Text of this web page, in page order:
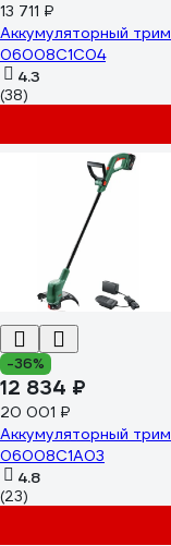
13 711 ₽
Аккумуляторный
06008C1C04
4.3
(38)
-36%
12 834 ₽
20 001 ₽
Аккумуляторный
06008C1A03
4.8
(23)